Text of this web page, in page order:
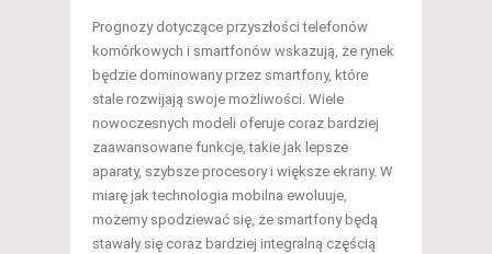
Prognozy dotyczące przyszłości telefonów
komórkowych i smartfonów wskazują, że rynek
będzie dominowany przez smartfony, które
stale rozwijają swoje możliwości. Wiele
nowoczesnych modeli oferuje coraz bardziej
zaawansowane funkcje, takie jak lepsze
aparaty, szybsze procesory i większe ekrany. W
miarę jak technologia mobilna ewoluuje,
możemy spodziewać się, że smartfony będą
stawały się coraz bardziej integralną częścią